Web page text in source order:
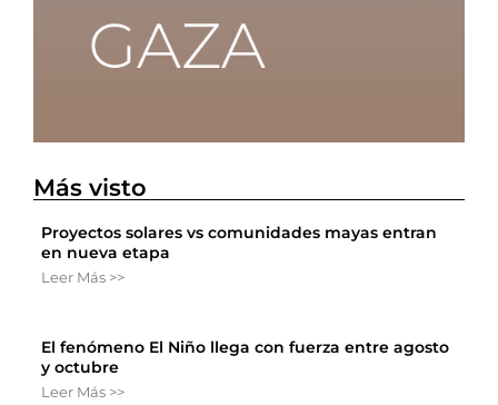
Más visto
Proyectos solares vs comunidades mayas entran
en nueva etapa
Leer Más >>
El fenómeno El Niño llega con fuerza entre agosto
y octubre
Leer Más >>